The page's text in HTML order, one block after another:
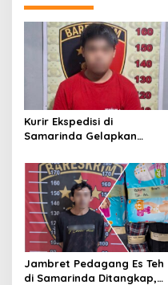
Kurir Ekspedisi di
Samarinda Gelapkan
Barang Elektronik Lainnya,
Kerugian Capai Rp 98 Juta
Jambret Pedagang Es Teh
di Samarinda Ditangkap,